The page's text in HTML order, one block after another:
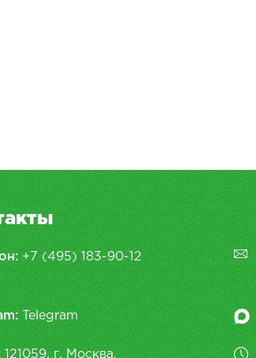
+7 (495) 183-90-12
Telegram
121059, г. Москва,